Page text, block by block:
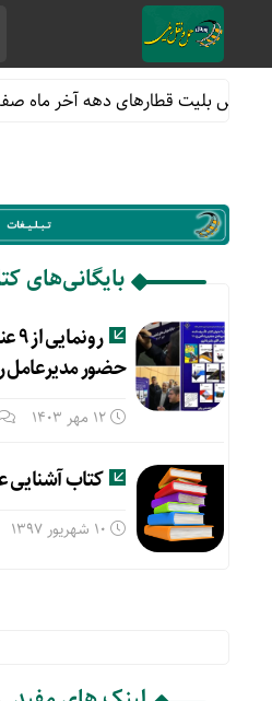
فروش بلیت قطارهای دهه آخر ماه صفر
بایگانی‌های
حضور مدیرعامل
12 مهر 1403
کتاب آشنایی
10 شهریور 1397